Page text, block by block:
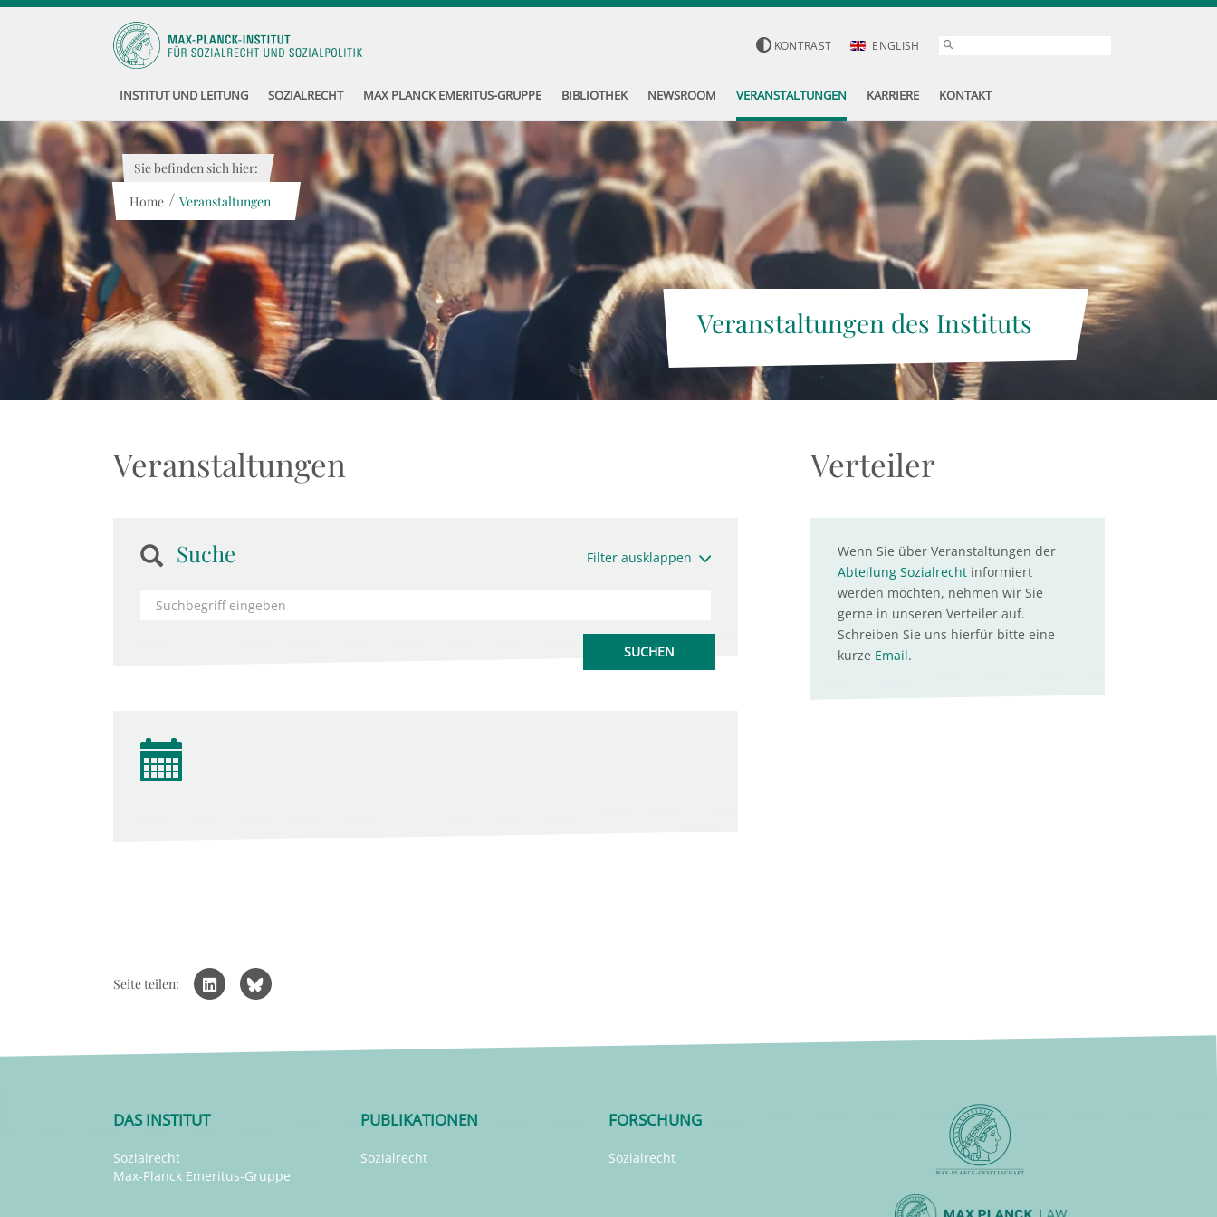
KONTRAST ENGLISH
INSTITUT UND LEITUNG SOZIALRECHT MAX PLANCK EMERITUS-GRUPPE BIBLIOTHEK NEWSROOM VERANSTALTUNGEN KARRIERE KONTAKT
Veranstaltungen des Instituts
Sie befinden sich hier:
Home / Veranstaltungen
Veranstaltungen
Suche Filter ausklappen
Verteiler
Wenn Sie über Veranstaltungen der
Abteilung Sozialrechtinformiert
werden möchten, nehmen wir Sie
gerne in unseren Verteiler auf.
Schreiben Sie uns hierfür bitte eine
kurze Email.
Seite teilen:
DAS INSTITUT
Sozialrecht
Max-Planck Emeritus-Gruppe
PUBLIKATIONEN
Sozialrecht
FORSCHUNG
Sozialrecht